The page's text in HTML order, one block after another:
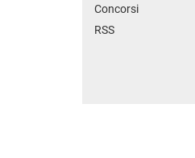
Concorsi
RSS